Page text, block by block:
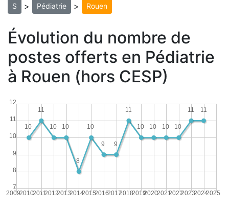
S > Pédiatrie > Rouen
Évolution du nombre de
postes offerts en Pédiatrie
à Rouen (hors CESP)
20092010201120122013201420152016201720182019202020212022202320242025
7
8
9
10
11
12
11
11
10
10
10
10
11
9
9
10
8
10
10
11
10